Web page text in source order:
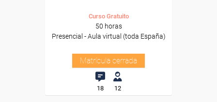
Curso Gratuito
50 horas
Presencial - Aula virtual (toda España)
Matrícula cerrada
18 12